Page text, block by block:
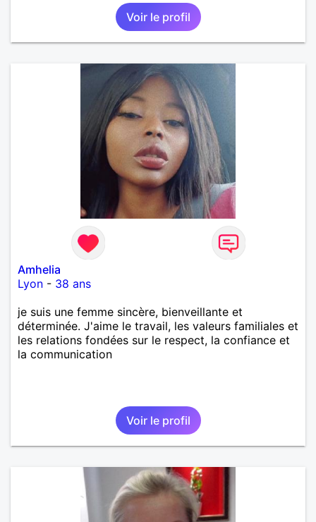
Voir le profil
Amhelia
Lyon - 38 ans
je suis une femme sincère, bienveillante et
déterminée. J'aime le travail, les valeurs familiales et
les relations fondées sur le respect, la confiance et
la communication
Voir le profil